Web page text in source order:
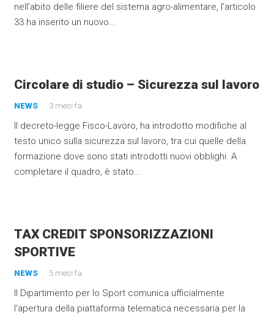
nell’abito delle filiere del sistema agro-alimentare, l’articolo
33 ha inserito un nuovo…
Circolare di studio – Sicurezza sul lavoro
NEWS 3 mesi fa
Il decreto-legge Fisco-Lavoro, ha introdotto modifiche al
testo unico sulla sicurezza sul lavoro, tra cui quelle della
formazione dove sono stati introdotti nuovi obblighi. A
completare il quadro, è stato…
TAX CREDIT SPONSORIZZAZIONI
SPORTIVE
NEWS 5 mesi fa
Il Dipartimento per lo Sport comunica ufficialmente
l’apertura della piattaforma telematica necessaria per la